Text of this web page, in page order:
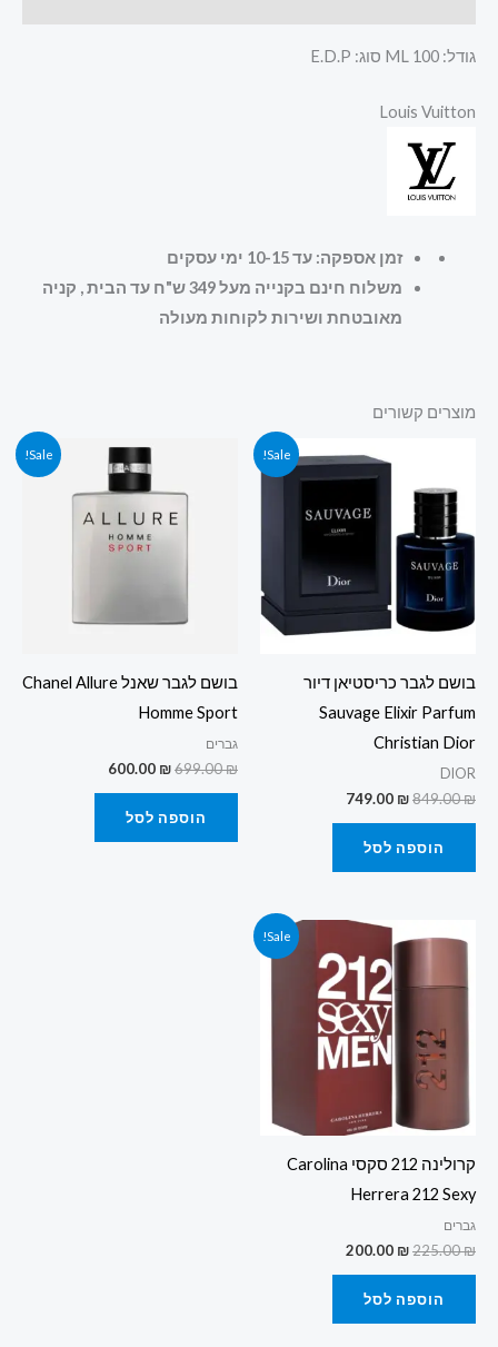
גודל: 100 ML סוג: E.D.P
Louis Vuitton
זמן אספקה: עד 10-15 ימי עסקים
משלוח חינם בקנייה מעל 349 ש"ח עד הבית , קניה
מאובטחת ושירות לקוחות מעולה
מוצרים קשורים
Sale!
בושם לגבר כריסטיאן דיור
Sauvage Elixir Parfum
Christian Dior
DIOR
849.00₪
המקורי
749.00 ₪
הנוכחי
הוא:
הוספה לסל
Sale!
בושם לגבר שאנל Chanel Allure
Homme Sport
גברים
699.00₪
המחיר
המקורי
600.00 ₪
600.00 ₪.
הוספה לסל
Sale!
קרולינה 212 סקסי Carolina
Herrera 212 Sexy
גברים
225.00₪
המחיר
המקורי
היה:
225.00 ₪.
200.00 ₪
הוא:
200.00 ₪.
הוספה לסל